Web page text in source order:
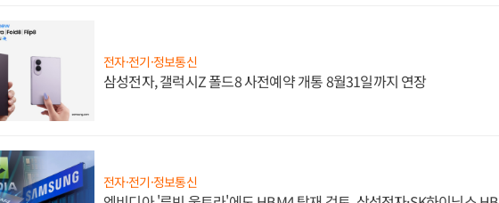
전자·전기·정보통신
삼성전자, 갤럭시Z 폴드8 사전예약 개통 8월31일까지 연장
전자·전기·정보통신